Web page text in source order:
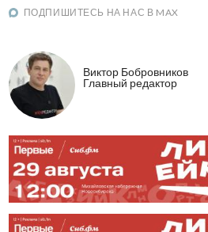
ПОДПИШИТЕСЬ НА НАС В MAX
Виктор Бобровников
Главный редактор